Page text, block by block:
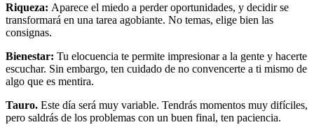
Riqueza: Aparece el miedo a perder oportunidades, y decidir se
transformará en una tarea agobiante. No temas, elige bien las
consignas.
Bienestar: Tu elocuencia te permite impresionar a la gente y hacerte
escuchar. Sin embargo, ten cuidado de no convencerte a ti mismo de
algo que es mentira.
Tauro. Este día será muy variable. Tendrás momentos muy difíciles,
pero saldrás de los problemas con un buen final, ten paciencia.